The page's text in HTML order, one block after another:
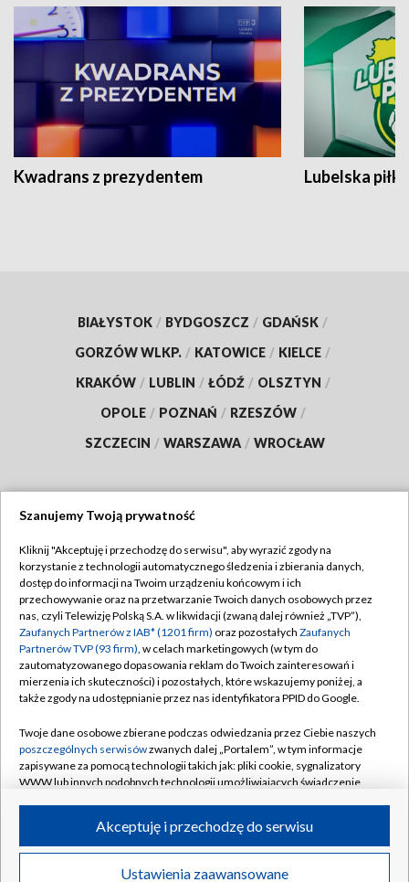
Kwadrans z prezydentem Lubelska piłka
BIAŁYSTOK / BYDGOSZCZ / GDAŃSK /
GORZÓW WLKP. / KATOWICE / KIELCE /
KRAKÓW / LUBLIN / ŁÓDŹ / OLSZTYN /
OPOLE / POZNAŃ / RZESZÓW /
SZCZECIN / WARSZAWA / WROCŁAW
TVP
Abonament TVP
Emisja w TVP
Centrum informacji TVP
Naziemna Telewizja Cyfrowa
Rada Programowa
System NOS
Informacje o nadawcy
Program dla prasy
Regulamin TVP
Polityka prywatności
Moje zgody
Pomoc
Kontakt
Kanały
©2026 Telewizja Polska S.A. w likwidacji
Szanujemy Twoją prywatność
Kliknij "Akceptuję i przechodzę do serwisu", aby wyrazić zgody na
korzystanie z technologii automatycznego śledzenia i zbierania danych,
dostęp do informacji na Twoim urządzeniu końcowym i ich
przechowywanie oraz na przetwarzanie Twoich danych osobowych przez
nas, czyli Telewizję Polską S.A. w likwidacji (zwaną dalej również „TVP”),
Zaufanych Partnerów z IAB* (1201 firm) oraz pozostałych Zaufanych
Partnerów TVP (93 firm), w celach marketingowych (w tym do
zautomatyzowanego dopasowania reklam do Twoich zainteresowań i
mierzenia ich skuteczności) i pozostałych, które wskazujemy poniżej, a
także zgody na udostępnianie przez nas identyfikatora PPID do Google.
Twoje dane osobowe zbierane podczas odwiedzania przez Ciebie naszych
poszczególnych serwisówzwanych dalej „Portalem”, w tym informacje
zapisywane za pomocą technologii takich jak: pliki cookie, sygnalizatory
WWW lub innych podobnych technologii umożliwiających świadczenie
ruchu w Internecie.
Twoje dane osobowe zbierane podczas odwiedzania przez Ciebie
Ustawienia zaawansowane
Akceptuję i przechodzę do serwisu